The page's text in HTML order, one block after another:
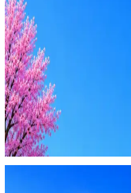
Будьте осторожны: если
Google, iCloud или Госуслуги,
запустить ПО или перевести
Жмите Пожаловаться